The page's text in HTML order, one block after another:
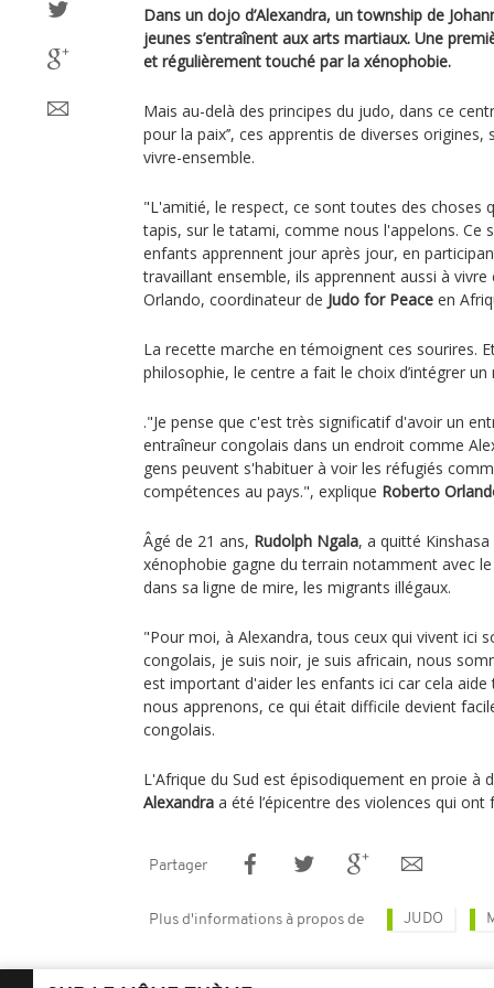
Dans un dojo d’Alexandra, un township de
jeunes s’entraînent aux arts martiaux. Une
et régulièrement touché par la xénophobie.
Mais au-delà des principes du judo, dans ce
pour la paix’’, ces apprentis de diverses origines,
vivre-ensemble.
"L'amitié, le respect, ce sont toutes des choses
tapis, sur le tatami, comme nous l'appelons. Ce
enfants apprennent jour après jour, en
travaillant ensemble, ils apprennent aussi à
Orlando, coordinateur de Judo for Peace en
La recette marche en témoignent ces sourires.
philosophie, le centre a fait le choix d’intégrer
."Je pense que c'est très significatif d'avoir un
entraîneur congolais dans un endroit comme
gens peuvent s'habituer à voir les réfugiés
compétences au pays.", explique Roberto
Âgé de 21 ans, Rudolph Ngala, a quitté Kinshasa
xénophobie gagne du terrain notamment avec le
dans sa ligne de mire, les migrants illégaux.
"Pour moi, à Alexandra, tous ceux qui vivent ici
congolais, je suis noir, je suis africain, nous
est important d'aider les enfants ici car cela
nous apprenons, ce qui était difficile devient
congolais.
L'Afrique du Sud est épisodiquement en proie à
Alexandra a été l’épicentre des violences qui
Partager
Plus d'informations à propos de JUDO